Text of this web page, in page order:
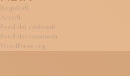
Registrati
Accedi
Feed dei contenuti
Feed dei commenti
WordPress.org